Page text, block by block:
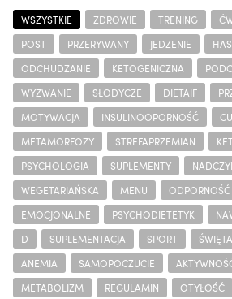
WSZYSTKIE ZDROWIE TRENING
POST
PRZERYWANY JEDZENIE
ODCHUDZANIE
KETOGENICZNA
WYZWANIE
SŁODYCZE DIETAIF
MOTYWACJA
INSULINOOPORNOŚĆ
METAMORFOZY
STREFAPRZEMIAN
PSYCHOLOGIA
SUPLEMENTY
WEGETARIAŃSKA
MENU ODPORNOŚĆ
EMOCJONALNE
PSYCHODIETETYK
D
SUPLEMENTACJA SPORT ŚWIĘTA
ANEMIA
SAMOPOCZUCIE
METABOLIZM
REGULAMIN OTYŁOŚĆ